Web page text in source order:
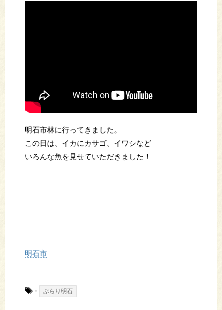
明石市林に行ってきました。
この日は、イカにカサゴ、イワシなど
いろんな魚を見せていただきました！
明石市
- ぶらり明石